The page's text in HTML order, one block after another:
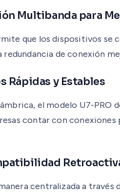
Multibanda para
que los dispositivos
redundancia de conexión
Rápidas y Estables
el modelo U7-
contar con
centralizada a